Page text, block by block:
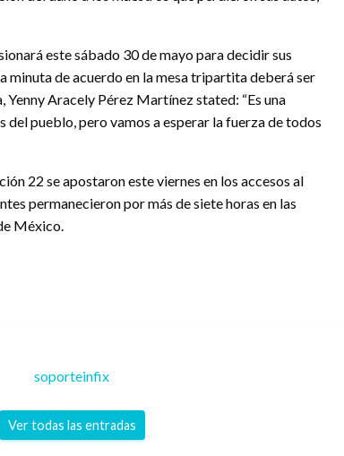
este sábado 30 de mayo para decidir sus
minuta de acuerdo en la mesa tripartita deberá ser
Aracely Pérez Martínez stated: “Es una
pueblo, pero vamos a esperar la fuerza de todos
22 se apostaron este viernes en los accesos al
permanecieron por más de siete horas en las
México.
soporteinfix
Ver todas las entradas